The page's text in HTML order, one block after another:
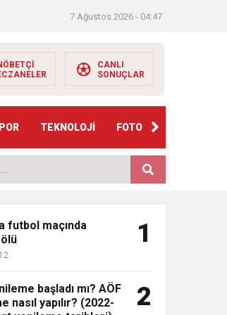
7 Ağustos 2026 - 04:47
CANLI
SONUÇLAR
TEKNOLOJİ FOTO GALERİ
futbol maçında
1
başladı mı? AÖF
nasıl yapılır? (2022-
2